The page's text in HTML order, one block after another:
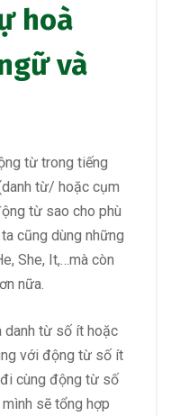
hoà
và
từ trong tiếng
từ/ hoặc cụm
từ sao cho phù
cũng dùng những
She, It,…mà còn
nữa.
danh từ số ít hoặc
với động từ số ít
cùng động từ số
sẽ tổng hợp